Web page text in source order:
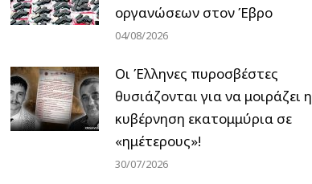
οργανώσεων στον Έβρο
04/08/2026
Οι Έλληνες πυροσβέστες
θυσιάζονται για να μοιράζει η
κυβέρνηση εκατομμύρια σε
«ημέτερους»!
30/07/2026